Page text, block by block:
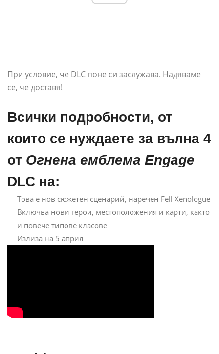
При условие, че DLC поне си заслужава. Надяваме
се, че доставя!
Всички подробности, от
които се нуждаете за вълна 4
от Огнена емблема Engage
DLC на:
Това е нов сюжетен сценарий, наречен Fell Xenologue
Включва нови герои, местоположения и карти, както
и повече типове класове
Излиза на 5 април